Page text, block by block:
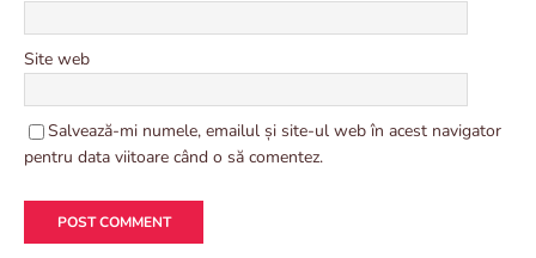
Site web
Salvează-mi numele, emailul și site-ul web în acest navigator
pentru data viitoare când o să comentez.